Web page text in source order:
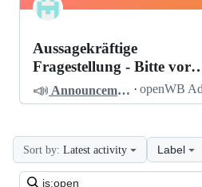
Discussions
Pinned
Aussagekräftige
Fragestellung - Bitte vor
dem Posten lesen
📣 Announcements ·
Search
Sort by: Latest activity Label